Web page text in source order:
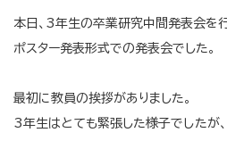
本日、3年生の卒業研究中間発表会を行
ポスター発表形式での発表会でした。
最初に教員の挨拶がありました。
3年生はとても緊張した様子でしたが